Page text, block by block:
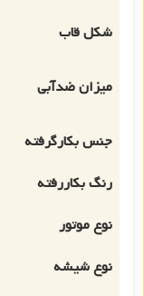
شکل قاب
میزان ضدآبی
جنس بکارگرفته
رنگ بکاررفته
نوع موتور
نوع شیشه